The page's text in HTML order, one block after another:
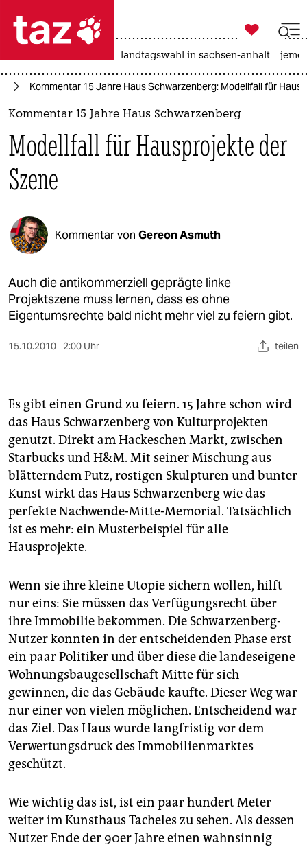
 taz zahl ich
taz zahl ich
politik
öko
gesellschaft
kultur
sport
berlin
nord
verlag
verlag
veranstaltungen
shop
fragen & hilfe
unterstützen
genossenschaft
epaper login

taz zahl ich
landtagswahl in sachsen-anhalt
Kommentar 15 Jahre Haus Schwarzenberg: Modellfall für
Kommentar 15 Jahre Haus Schwarzenberg
Modellfall für Hausprojekte der
Szene
Kommentar von Gereon Asmuth
Auch die antikommerziell geprägte linke
Projektszene muss lernen, dass es ohne
Eigentumsrechte bald nicht mehr viel zu feiern gibt.
15.10.2010 2:00 Uhr teilen
Es gibt einen Grund zu feiern. 15 Jahre schon wird
das Haus Schwarzenberg von Kulturprojekten
genutzt. Direkt am Hackeschen Markt, zwischen
Starbucks und H&M. Mit seiner Mischung aus
blätterndem Putz, rostigen Skulpturen und bunter
Kunst wirkt das Haus Schwarzenberg wie das
perfekte Nachwende-Mitte-Memorial. Tatsächlich
ist es mehr: ein Musterbeispiel für alle
Hausprojekte.
Wenn sie ihre kleine Utopie sichern wollen, hilft
nur eins: Sie müssen das Verfügungsrecht über
ihre Immobilie bekommen. Die Schwarzenberg-
Nutzer konnten in der entscheidenden Phase erst
ein paar Politiker und über diese die landeseigene
Wohnungsbaugesellschaft Mitte für sich
gewinnen, die das Gebäude kaufte. Dieser Weg war
nur einer von vielen möglichen. Entscheidend war
das Ziel. Das Haus wurde langfristig vor dem
Verwertungsdruck des Immobilienmarktes
geschützt.
Wie wichtig das ist, ist ein paar hundert Meter
weiter im Kunsthaus Tacheles zu sehen. Als dessen
Nutzer Ende der 90er Jahre einen wahnsinnig